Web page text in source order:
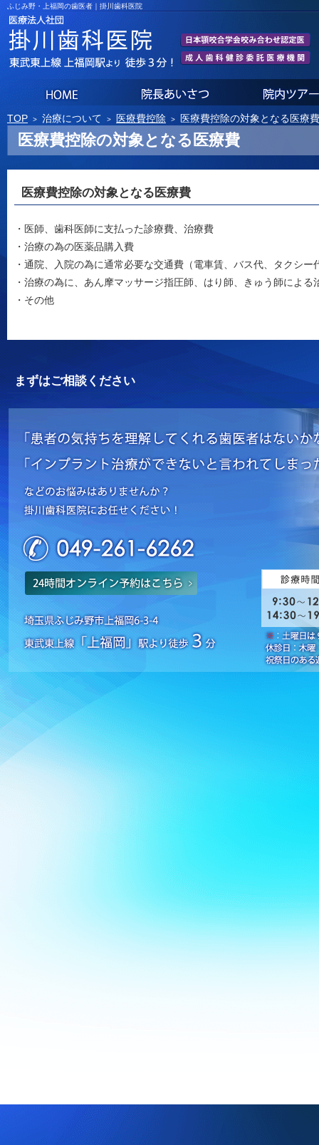
医療費控除の対象となる医療費
ふじみ野・上福岡の歯医者｜掛川歯科医院
医療費控除の対象となる医療費
・医師、歯科医師に支払った診療費、治療費
・治療の為の医薬品購入費
・通院、入院の為に通常必要な交通費（電車賃、バス代、タクシー
・治療の為に、あん摩マッサージ指圧師、はり師、きゅう師による
・その他
まずはご相談ください
TOP 治療について 医療費控除 医療費控除の対象となる医療費